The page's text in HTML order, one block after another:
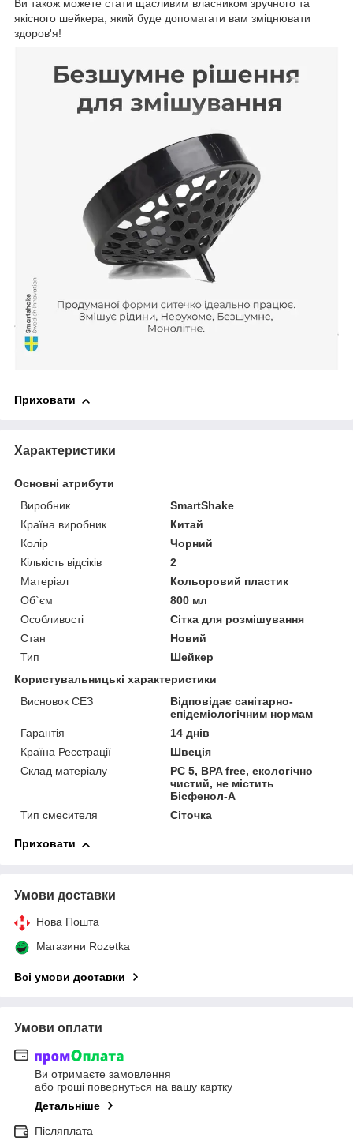
Ви також можете стати щасливим власником зручного та
якісного шейкера, який буде допомагати вам зміцнювати
здоров'я!
Приховати
Характеристики
Основні атрибути
Виробник
SmartShake
Країна виробник
Китай
Колір
Чорний
Кількість відсіків
2
Матеріал
Кольоровий пластик
Об`єм
800 мл
Особливості
Сітка для розмішування
Стан
Новий
Тип
Шейкер
Користувальницькі характеристики
Висновок СЕЗ
Відповідає санітарно-
епідеміологічним нормам
Гарантія
14 днів
Країна Реєстрації
Швеція
Склад матеріалу
PC 5, BPA free, екологічно
чистий, не містить
Бісфенол-А
Тип смесителя
Сіточка
Приховати
Умови доставки
Нова Пошта
Магазини Rozetka
Всі умови доставки
Умови оплати
Ви отримаєте замовлення
або гроші повернуться на вашу картку
Детальніше
Післяплата